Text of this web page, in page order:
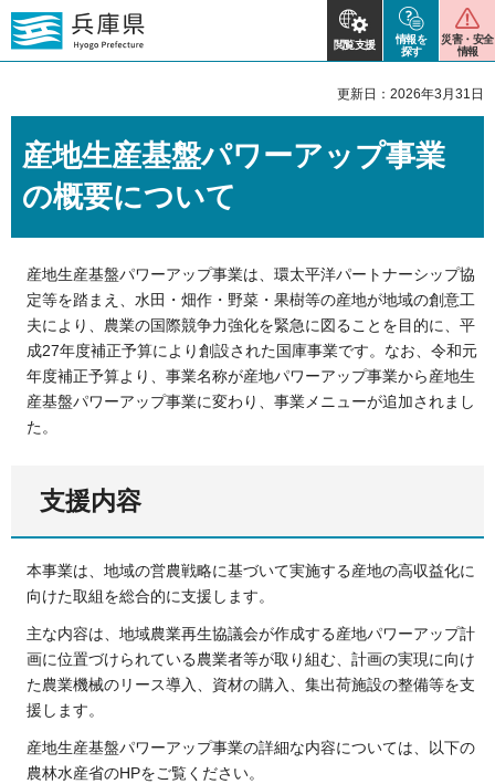
閲覧支援
情報を
探す
災害・安全
情報
更新日：2026年3月31日
産地生産基盤パワーアップ事業
の概要について
産地生産基盤パワーアップ事業は、環太平洋パートナーシップ協
定等を踏まえ、水田・畑作・野菜・果樹等の産地が地域の創意工
夫により、農業の国際競争力強化を緊急に図ることを目的に、平
成27年度補正予算により創設された国庫事業です。なお、令和元
年度補正予算より、事業名称が産地パワーアップ事業から産地生
産基盤パワーアップ事業に変わり、事業メニューが追加されまし
た。
支援内容
本事業は、地域の営農戦略に基づいて実施する産地の高収益化に
向けた取組を総合的に支援します。
主な内容は、地域農業再生協議会が作成する産地パワーアップ計
画に位置づけられている農業者等が取り組む、計画の実現に向け
た農業機械のリース導入、資材の購入、集出荷施設の整備等を支
援します。
産地生産基盤パワーアップ事業の詳細な内容については、以下の
農林水産省のHPをご覧ください。